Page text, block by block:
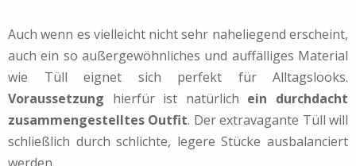
Auch wenn es vielleicht nicht sehr naheliegend erscheint,
auch ein so außergewöhnliches und auffälliges Material
wie Tüll eignet sich perfekt für Alltagslooks.
Voraussetzung hierfür ist natürlich ein durchdacht
zusammengestelltes Outfit. Der extravagante Tüll will
schließlich durch schlichte, legere Stücke ausbalanciert